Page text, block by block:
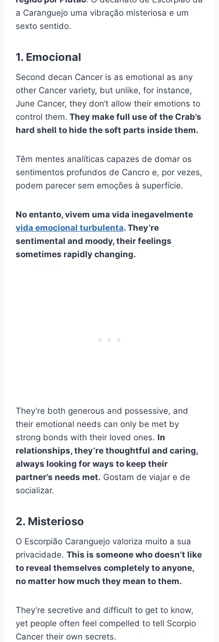
a Caranguejo uma vibração misteriosa e um
sexto sentido.
1. Emocional
Second decan Cancer is as emotional as any
other Cancer variety, but unlike, for instance,
June Cancer, they don’t allow their emotions to
control them. They make full use of the Crab’s
hard shell to hide the soft parts inside them.
Têm mentes analíticas capazes de domar os
sentimentos profundos de Cancro e, por vezes,
podem parecer sem emoções à superfície.
No entanto, vivem uma vida inegavelmente
vida emocional turbulenta. They’re
sentimental and moody, their feelings
sometimes rapidly changing.
They’re both generous and possessive, and
their emotional needs can only be met by
strong bonds with their loved ones. In
relationships, they’re thoughtful and caring,
always looking for ways to keep their
partner’s needs met. Gostam de viajar e de
socializar.
2. Misterioso
O Escorpião Caranguejo valoriza muito a sua
privacidade. This is someone who doesn’t like
to reveal themselves completely to anyone,
no matter how much they mean to them.
They’re secretive and difficult to get to know,
yet people often feel compelled to tell Scorpio
Cancer their own secrets.